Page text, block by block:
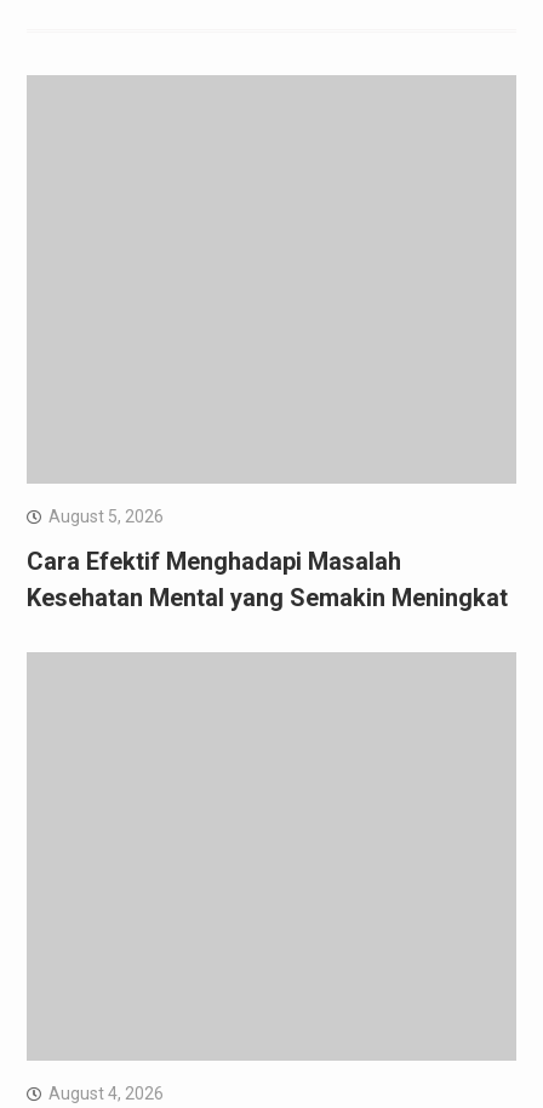
August 5, 2026
Cara Efektif Menghadapi Masalah
Kesehatan Mental yang Semakin Meningkat
August 4, 2026